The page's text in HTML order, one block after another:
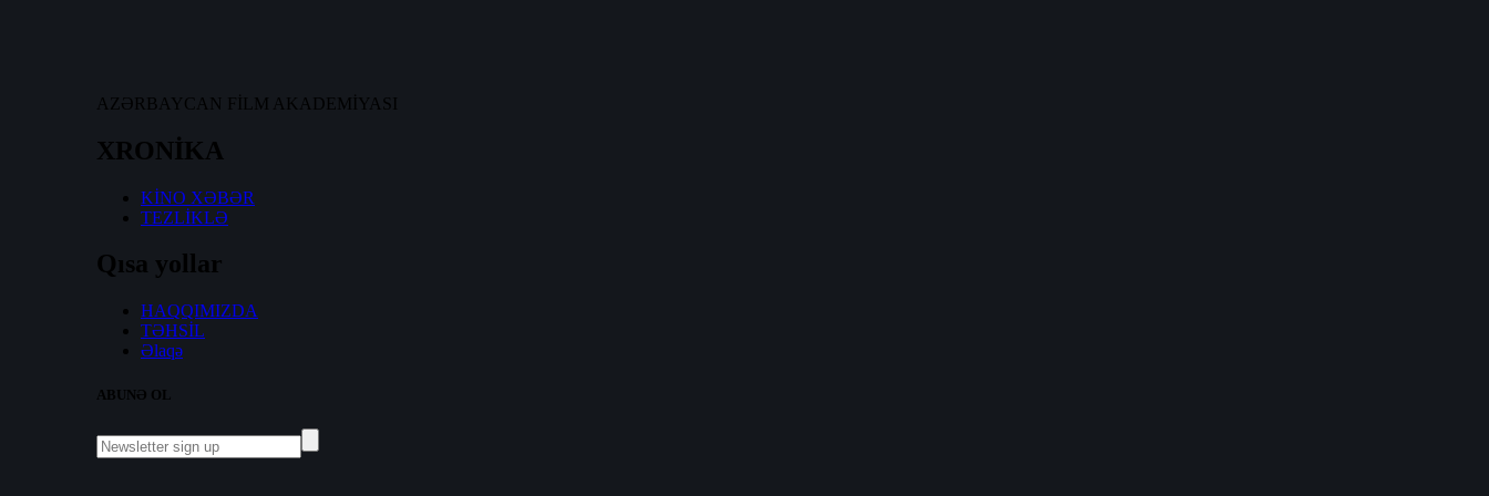
AZƏRBAYCAN FİLM AKADEMİYASI
XRONİKA
KİNO XƏBƏR
TEZLİKLƏ
Qısa yollar
HAQQIMIZDA
TƏHSİL
Əlaqə
ABUNƏ OL